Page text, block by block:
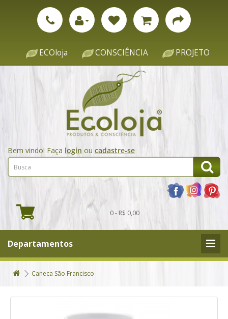
ECOloja CONSCIÊNCIA PROJETO
Bem vindo! Faça login ou cadastre-se
0 - R$ 0,00
Departamentos
Caneca São Francisco